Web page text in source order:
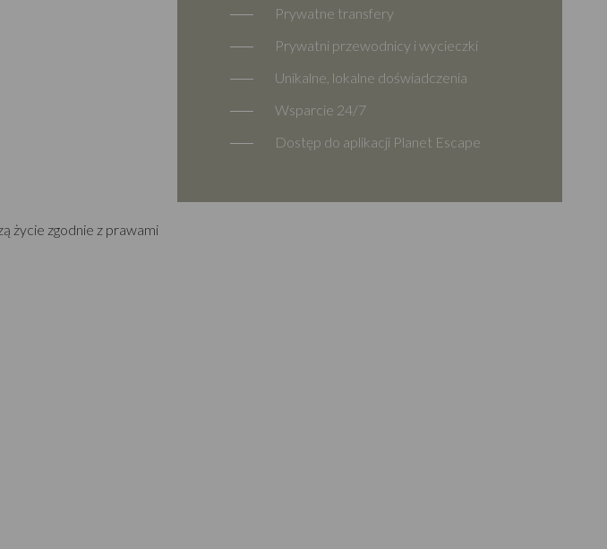
życie zgodnie z prawami
Prywatne transfery
Prywatni przewodnicy i wycieczki
Unikalne, lokalne doświadczenia
Wsparcie 24/7
Dostęp do aplikacji Planet Escape